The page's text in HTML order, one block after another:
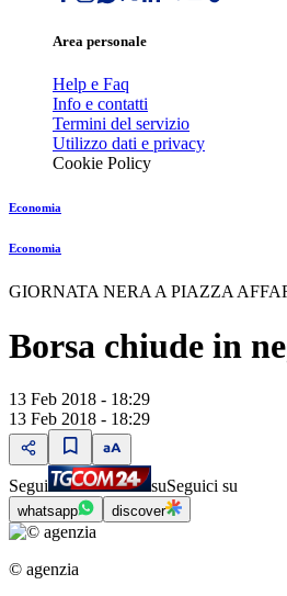
Area personale
Help e Faq
Info e contatti
Termini del servizio
Utilizzo dati e privacy
Cookie Policy
Economia
Economia
GIORNATA NERA A PIAZZA
Borsa chiude in
13 Feb 2018 - 18:29
13 Feb 2018 - 18:29
Segui suSeguici su
whatsapp discover
© agenzia